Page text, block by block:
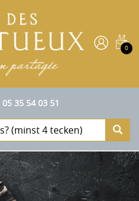
0
05 35 54 03 51